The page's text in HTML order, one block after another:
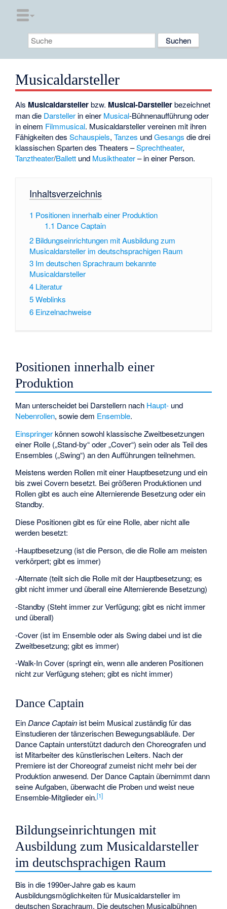
Musicaldarsteller
Als Musicaldarstellerbzw. Musical-Darstellerbezeichnet
man die Darsteller in einer Musical-Bühnenaufführung oder
in einem Filmmusical. Musicaldarsteller vereinen mit ihren
Fähigkeiten desSchauspiels,Tanzes undGesangs die drei
klassischen Sparten des Theaters –Sprechtheater,
Tanztheater/Ballett und Musiktheater– in einer Person.
Inhaltsverzeichnis
1 Positionen innerhalb einer Produktion
1.1 Dance Captain
2 Bildungseinrichtungen mit Ausbildung zum
Musicaldarsteller im deutschsprachigen Raum
3 Im deutschen Sprachraum bekannte
Musicaldarsteller
4 Literatur
5Weblinks
6 Einzelnachweise
Positionen innerhalb einer
Produktion
Man unterscheidet bei Darstellern nach Haupt- und
Nebenrollen, sowie dem Ensemble.
Einspringerkönnen sowohl klassische Zweitbesetzungen
einer Rolle („Stand-by“ oder „Cover“) sein oder als Teil des
Ensembles („Swing“) an den Aufführungen teilnehmen.
Meistens werden Rollen mit einer Hauptbesetzung und ein
bis zwei Covern besetzt. Bei größeren Produktionen und
Rollen gibt es auch eine Alternierende Besetzung oder ein
Standby.
Diese Positionen gibt es für eine Rolle, aber nicht alle
werden besetzt:
-Hauptbesetzung (ist die Person, die die Rolle am meisten
verkörpert; gibt es immer)
-Alternate (teilt sich die Rolle mit der Hauptbesetzung; es
gibt nicht immer und überall eine Alternierende Besetzung)
-Standby (Steht immer zur Verfügung; gibt es nicht immer
und überall)
-Cover (ist im Ensemble oder als Swing dabei und ist die
Zweitbesetzung; gibt es immer)
-Walk-In Cover (springt ein, wenn alle anderen Positionen
nicht zur Verfügung stehen; gibt es nicht immer)
Dance Captain
EinDance Captain ist beim Musical zuständig für das
Einstudieren der tänzerischen Bewegungsabläufe. Der
Dance Captain unterstützt dadurch den Choreografen und
ist Mitarbeiter des künstlerischen Leiters. Nach der
Premiere ist der Choreograf zumeist nicht mehr bei der
Produktion anwesend. Der Dance Captain übernimmt dann
seine Aufgaben, überwacht die Proben und weist neue
Ensemble-Mitglieder ein.[1]
Bildungseinrichtungen mit
Ausbildung zum Musicaldarsteller
im deutschsprachigen Raum
Bis in die 1990er-Jahre gab es kaum
Ausbildungsmöglichkeiten für Musicaldarsteller im
deutschen Sprachraum. Die deutschen Musicalbühnen